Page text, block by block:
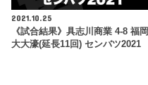
2021.10.25
《試合結果》具志川商業 4-8 福岡
大大濠(延長11回) センバツ2021